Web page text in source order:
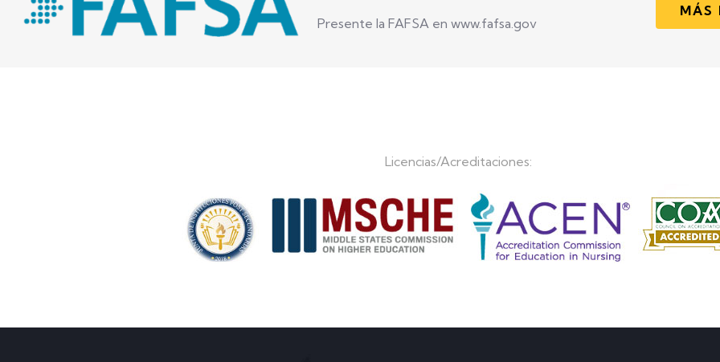
Presente la FAFSA en www.fafsa.gov
MÁS
Licencias/Acreditaciones: